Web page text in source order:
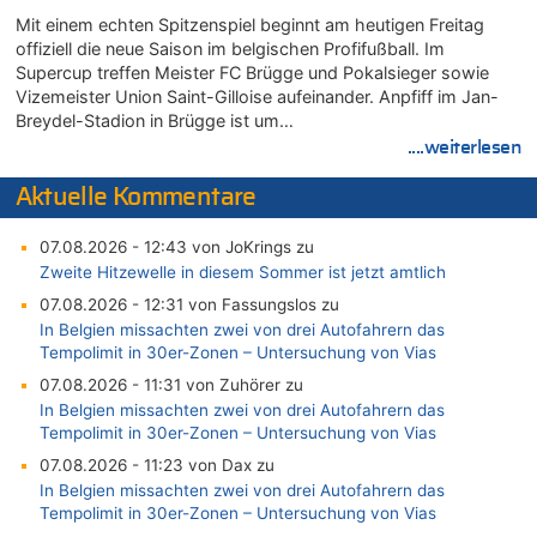
Mit einem echten Spitzenspiel beginnt am heutigen Freitag
offiziell die neue Saison im belgischen Profifußball. Im
Supercup treffen Meister FC Brügge und Pokalsieger sowie
Vizemeister Union Saint-Gilloise aufeinander. Anpfiff im Jan-
Breydel-Stadion in Brügge ist um…
....weiterlesen
Aktuelle Kommentare
07.08.2026 - 12:43 von JoKrings zu
Zweite Hitzewelle in diesem Sommer ist jetzt amtlich
07.08.2026 - 12:31 von Fassungslos zu
In Belgien missachten zwei von drei Autofahrern das
Tempolimit in 30er-Zonen – Untersuchung von Vias
07.08.2026 - 11:31 von Zuhörer zu
In Belgien missachten zwei von drei Autofahrern das
Tempolimit in 30er-Zonen – Untersuchung von Vias
07.08.2026 - 11:23 von Dax zu
In Belgien missachten zwei von drei Autofahrern das
Tempolimit in 30er-Zonen – Untersuchung von Vias